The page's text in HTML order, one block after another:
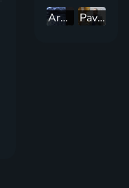
Armin Delong - tvůrce elektronového mikroskopu
Pavel Tománek, profesor nanotechnolog